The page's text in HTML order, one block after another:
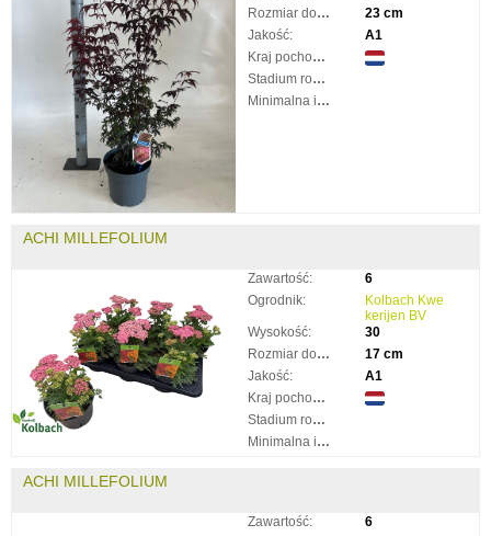
Rozmiar doniczki:
23 cm
Jakość:
A1
Kraj pochodzenia:
Stadium rozkwitnięcia:
Minimalna ilość taków:
ACHI MILLEFOLIUM
Zawartość:
6
Ogrodnik:
Kolbach Kwe
kerijen BV
Wysokość:
30
Rozmiar doniczki:
17 cm
Jakość:
A1
Kraj pochodzenia:
Stadium rozkwitnięcia:
Minimalna ilość taków:
ACHI MILLEFOLIUM
Zawartość:
6